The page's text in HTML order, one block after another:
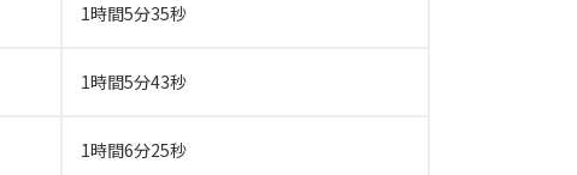
1時間5分35秒
1時間5分43秒
1時間6分25秒